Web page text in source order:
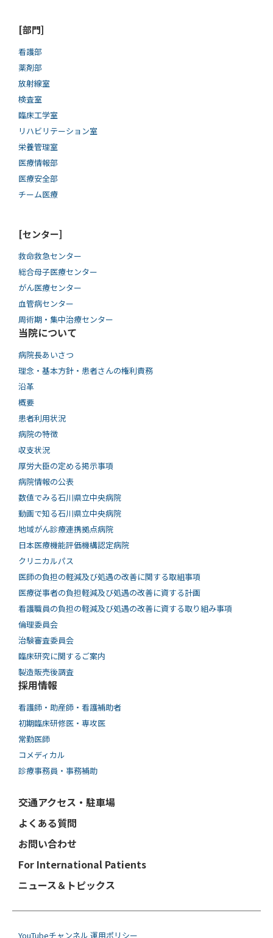
[部門]
看護部
薬剤部
放射線室
検査室
臨床工学室
リハビリテーション室
栄養管理室
医療情報部
医療安全部
チーム医療
[センター]
救命救急センター
総合母子医療センター
がん医療センター
血管病センター
周術期・集中治療センター
当院について
病院長あいさつ
理念・基本方針・患者さんの権利責務
沿革
概要
患者利用状況
病院の特徴
収支状況
厚労大臣の定める掲示事項
病院情報の公表
数値でみる石川県立中央病院
動画で知る⽯川県⽴中央病院
地域がん診療連携拠点病院
日本医療機能評価機構認定病院
クリニカルパス
医師の負担の軽減及び処遇の改善に関する取組事項
医療従事者の負担軽減及び処遇の改善に資する計画
看護職員の負担の軽減及び処遇の改善に資する取り組み事項
倫理委員会
治験審査委員会
臨床研究に関するご案内
製造販売後調査
採用情報
看護師・助産師・看護補助者
初期臨床研修医・専攻医
常勤医師
コメディカル
診療事務員・事務補助
交通アクセス・駐車場
よくある質問
お問い合わせ
For International Patients
ニュース＆トピックス
YouTubeチャンネル 運用ポリシー